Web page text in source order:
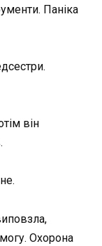
Паніка
він
Охорона